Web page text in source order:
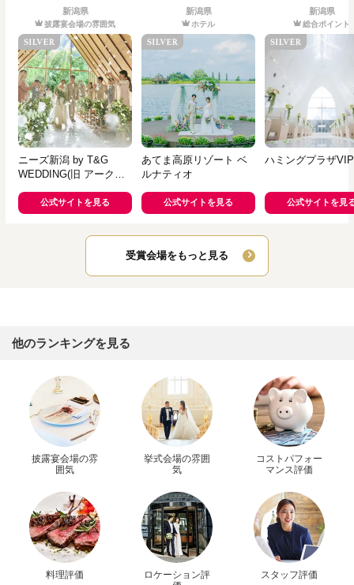
新潟県
披露宴会場の雰囲気
ニーズ新潟 by T&G
WEDDING(旧 アークク
公式サイトを見る
新潟県
ホテル
あてま高原リゾート ベ
ルナティオ
公式サイトを見る
新潟県
総合ポイント
ハミングプラザ
公式サイトを見
受賞会場をもっと見る
他のランキングを見る
披露宴会場の雰
囲気
挙式会場の雰囲
気
コストパフォー
マンス評価
料理評価
ロケーション評
スタッフ評価